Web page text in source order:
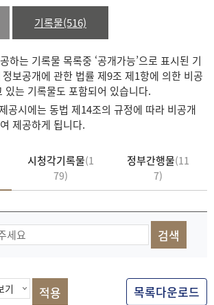
기록물(516)
하는 기록물 목록중 ‘공개가능’으로 표시된 기
보공개에 관한 법률 제9조 제1항에 의한 비공
있는 기록물도 포함되어 있습니다.
공시에는 동법 제14조의 규정에 따라 비공개
제공하게 됩니다.
시청각기록물(1
79)
정부간행물(11
7)
목록다운로드